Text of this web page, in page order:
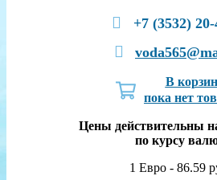
+7 (3532)
В
пока нет
Цены действительны
по курсу
1 Евро - 86.59